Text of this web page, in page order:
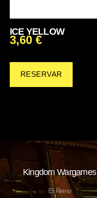
ICE YELLOW
3,60 €
RESERVAR
Kingdom Wargames
El Reino